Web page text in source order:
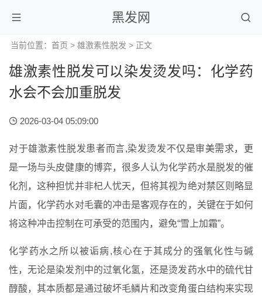
黑发网
当前位置： 首页 > 雄激素性脱发 > 正文
雄激素性脱发可以染发烫发吗：化学药
水会不会加重脱发
2026-03-04 05:09:00
对于雄激素性脱发患者而言,染发烫发不仅是审美需求，更
是一场与头皮健康的博弈，很多人认为化学药水是脱发的催
化剂，这种担忧并非杞人忧天，但将其视为绝对禁区则略显
片面，化学药水对毛囊的冲击是客观存在的，关键在于如何
将这种冲击控制在可承受的范围内，避免“雪上加霜”。
化学药水之所以被诟病,核心在于其成分的强氧化性与碱
性，无论是染发剂中的过氧化氢，还是烫发药水中的硫代甘
醇酸，其本质都是通过破坏毛鳞片和改变角蛋白结构来实现